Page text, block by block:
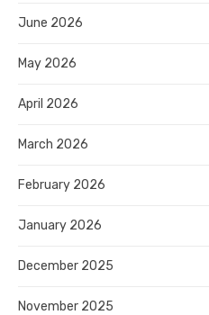
June 2026
May 2026
April 2026
March 2026
February 2026
January 2026
December 2025
November 2025